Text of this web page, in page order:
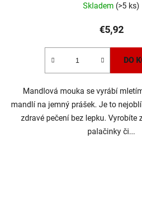
produktu
je
Skladem (>5 ks)
€5,92
DO
Mandlová mouka se vyrábí
mandlí na jemný prášek. Je to
zdravé pečení bez lepku. Vyrobíte
palačinky či...